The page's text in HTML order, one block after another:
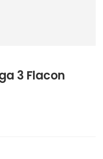
3 Flacon